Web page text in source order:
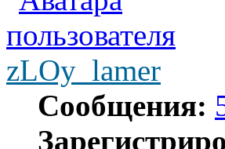
zLOy_lamer
Сообщения: